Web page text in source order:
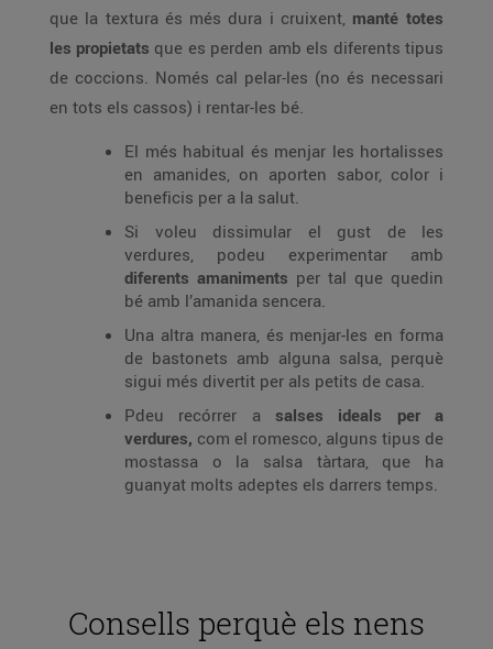
que la textura és més dura i cruixent, manté totes
les propietats que es perden amb els diferents tipus
de coccions. Només cal pelar-les (no és necessari
en tots els cassos) i rentar-les bé.
El més habitual és menjar les hortalisses
en amanides, on aporten sabor, color i
beneficis per a la salut.
Si voleu dissimular el gust de les
verdures, podeu experimentar amb
diferents amaniments per tal que quedin
bé amb l’amanida sencera.
Una altra manera, és menjar-les en forma
de bastonets amb alguna salsa, perquè
sigui més divertit per als petits de casa.
Pdeu recórrer a salses ideals per a
verdures, com el romesco, alguns tipus de
mostassa o la salsa tàrtara, que ha
guanyat molts adeptes els darrers temps.
Consells perquè els nens